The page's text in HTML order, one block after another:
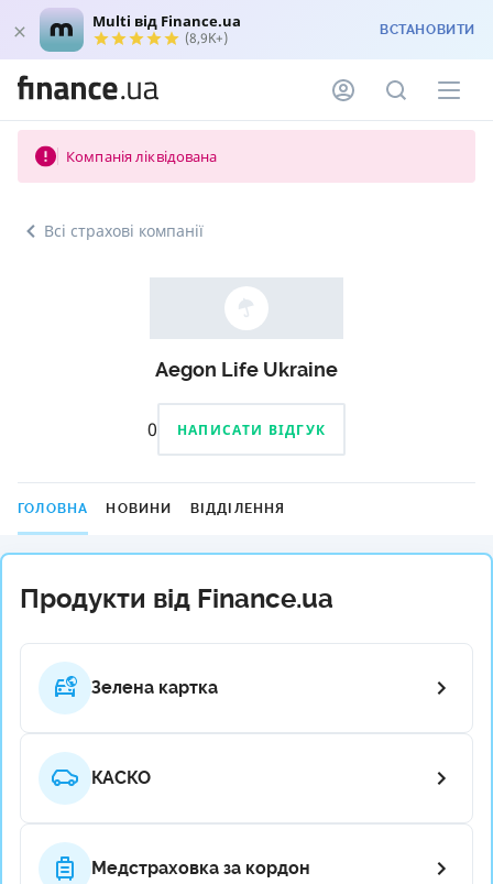
Multi від Finance.ua
(8,9K+) ВСТАНОВИТИ
Компанія ліквідована
Всі страхові компанії
Aegon Life Ukraine
0 НАПИСАТИ ВІДГУК
ГОЛОВНА НОВИНИ ВІДДІЛЕННЯ
Продукти від Finance.ua
Зелена картка
КАСКО
Медстраховка за кордон